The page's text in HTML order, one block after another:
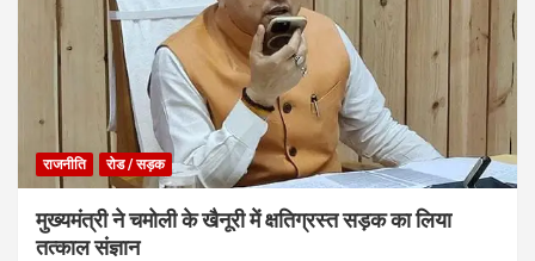
राजनीति रोड / सड़क
मुख्यमंत्री ने चमोली के खैनूरी में क्षतिग्रस्त सड़क का लिया
तत्काल संज्ञान